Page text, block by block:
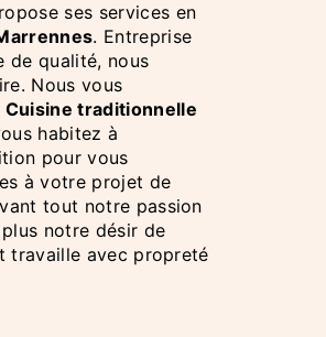
ses services en
. Entreprise
de qualité, nous
Nous vous
Cuisine traditionnelle
habitez à
pour vous
à votre projet de
tout notre passion
notre désir de
travaille avec propreté